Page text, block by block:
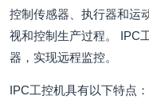
控制传感器、执行器和运
视和控制生产过程。 IPC
器，实现远程监控。
IPC工控机具有以下特点：